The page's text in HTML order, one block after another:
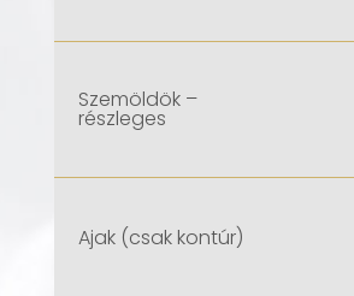
Szemöldök –
részleges
Ajak (csak kontúr)